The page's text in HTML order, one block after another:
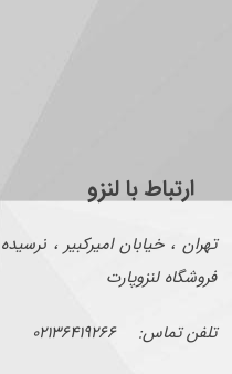
ارتباط با لنزو
فروشگاه لنزوپارت
تلفن تماس: ۰۲۱۳۶۴۱۹۲۶۶